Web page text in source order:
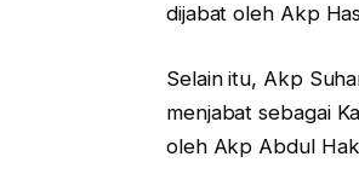
dijabat oleh Akp
Selain itu, Akp
menjabat sebagai
oleh Akp Abdul